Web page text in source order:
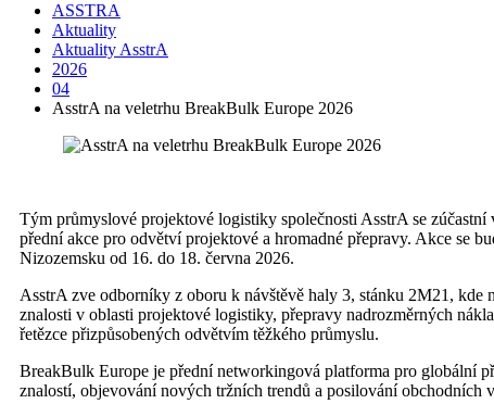
ASSTRA
Aktuality
Aktuality AsstrA
2026
04
AsstrA na veletrhu BreakBulk Europe 2026
Tým průmyslové projektové logistiky společnosti AsstrA se
přední akce pro odvětví projektové a hromadné přepravy. Akce se
Nizozemsku od 16. do 18. června 2026.
AsstrA zve odborníky z oboru k návštěvě haly 3, stánku 2M21, kde
znalosti v oblasti projektové logistiky, přepravy nadrozměrných
řetězce přizpůsobených odvětvím těžkého průmyslu.
BreakBulk Europe je přední networkingová platforma pro globální
znalostí, objevování nových tržních trendů a posilování obchodních